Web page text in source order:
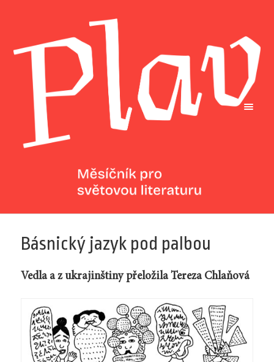
Básnický jazyk pod palbou
Vedla a z ukrajinštiny přeložila Tereza Chlaňová